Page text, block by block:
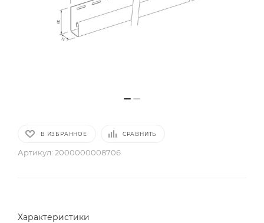
В ИЗБРАННОЕ СРАВНИТЬ
Артикул: 2000000008706
Характеристики